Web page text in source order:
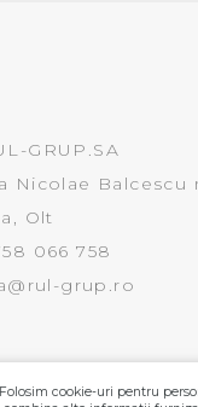
GRUP.SA
Nicolae Balcescu
Olt
066 758
grup.ro
Folosim cookie-uri pentru